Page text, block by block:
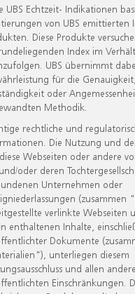
UBS Echtzeit- Indikationen
von UBS emittierten
Diese Produkte
Index im
UBS übernimmt
für die Genauigkeit,
oder
Methodik.
rechtliche und
Die Nutzung und
Webseiten oder andere
oder deren
Unternehmen oder
(zusammen
verlinkte Webseiten
enthaltenen Inhalte,
Dokumente
unterliegen diesem
und allen
Einschränkungen.